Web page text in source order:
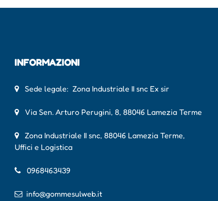
INFORMAZIONI
Sede legale: Zona Industriale II snc Ex sir
Via Sen. Arturo Perugini, 8, 88046 Lamezia Terme
Zona Industriale II snc, 88046 Lamezia Terme,
Uffici e Logistica
0968463439
info@gommesulweb.it